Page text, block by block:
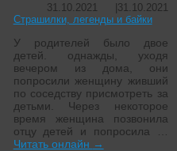
31.10.2021 |31.10.2021
Страшилки, легенды и байки
У родителей было двое
детей. однажды, уходя
вечером из дома, они
попросили женщину живший
по соседству присмотреть за
детьми. Через некоторое
время женщина позвонила
отцу детей и попросила …
Читать онлайн →